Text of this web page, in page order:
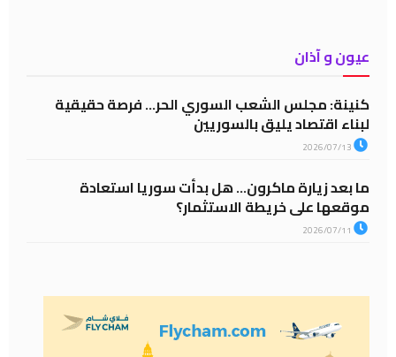
عيون و آذان
كنينة: مجلس الشعب السوري الحر… فرصة حقيقية
لبناء اقتصاد يليق بالسوريين
ما بعد زيارة ماكرون… هل بدأت سوريا استعادة
موقعها على خريطة الاستثمار؟